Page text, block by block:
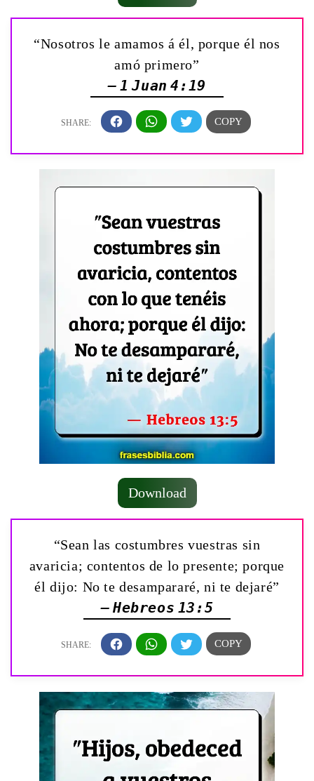
“Nosotros le amamos á él, porque él nos
amó primero”
— 1 Juan 4:19
Download
“Sean las costumbres vuestras sin
avaricia; contentos de lo presente; porque
él dijo: No te desampararé, ni te dejaré”
— Hebreos 13:5